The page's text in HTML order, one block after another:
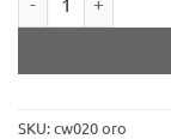
SKU:cw020 oro